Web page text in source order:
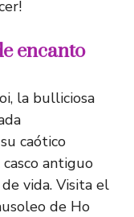
encanto
la bulliciosa
caótico
antiguo
vida. Visita el
de Ho